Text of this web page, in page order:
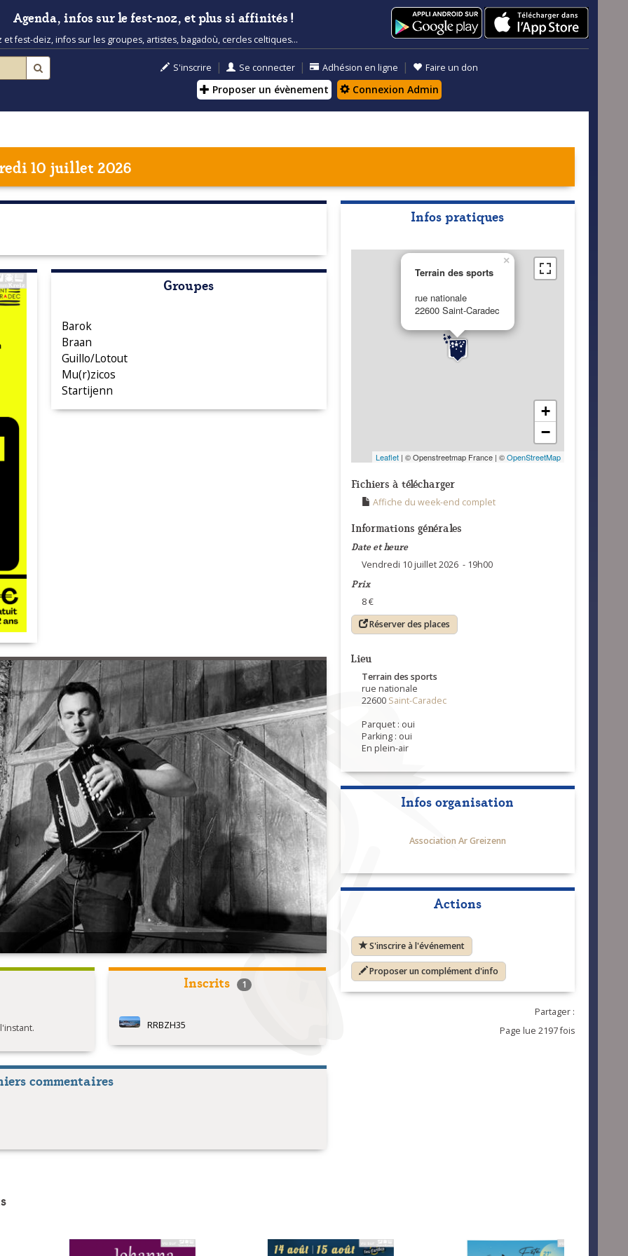
Agenda, infos sur le fest-noz, et plus si affinités !
fest-deiz, infos sur les groupes, artistes, bagadoù, cercles celtiques...
S'inscrire | Se connecter | Adhésion en ligne | Faire un don
Proposer un évènement Connexion Admin
10 juillet 2026
Groupes
Barok
Braan
Guillo/Lotout
Mu(r)zicos
Startijenn
Inscrits 1
RRBZH35
commentaires
Infos pratiques
Terrain des sports
rue nationale
22600 Saint-Caradec
×
+
−
Leaflet| © Openstreetmap France | ©OpenStreetMap
Fichiers à télécharger
Affiche du week-end complet
Informations générales
Date et heure
Vendredi 10 juillet 2026 - 19h00
Prix
8 €
Réserver des places
Lieu
Terrain des sports
rue nationale
22600 Saint-Caradec
Parquet : oui
Parking : oui
En plein-air
Infos organisation
Association Ar Greizenn
Actions
S'inscrire à l'événement
Proposer un complément d'info
Partager :
Page lue 2197 fois